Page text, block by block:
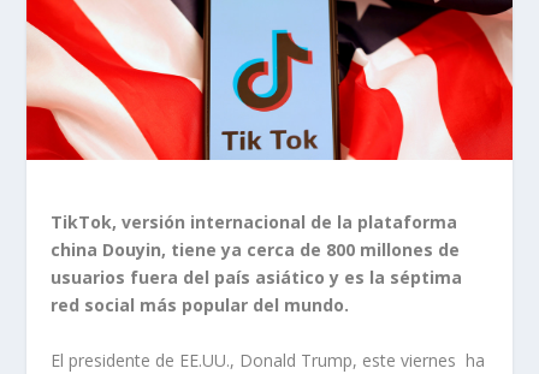
TikTok, versión internacional de la plataforma
china Douyin, tiene ya cerca de 800 millones de
usuarios fuera del país asiático y es la séptima
red social más popular del mundo.
El presidente de EE.UU., Donald Trump, este viernes ha